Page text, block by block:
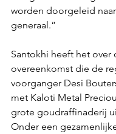
worden doorgeleid
generaal.”
Santokhi heeft het over
overeenkomst die de
voorganger Desi
met Kaloti Metal
grote goudraffinaderij
Onder een